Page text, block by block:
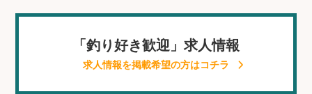
「釣り好き歓迎」求人情報
求人情報を掲載希望の方はコチラ